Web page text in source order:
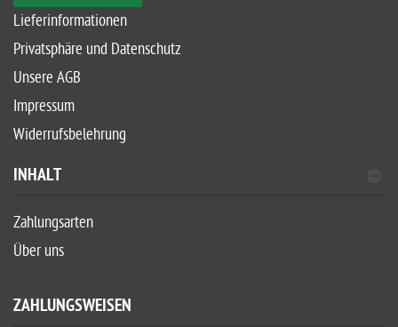
Lieferinformationen
Privatsphäre und Datenschutz
Unsere AGB
Impressum
Widerrufsbelehrung
INHALT
Zahlungsarten
Über uns
ZAHLUNGSWEISEN